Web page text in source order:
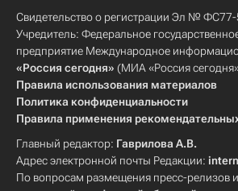
Свидетельство о регистрации Эл №
Учредитель: Федеральное
предприятие Международное
«Россия сегодня» (МИА «Россия
Правила использования материалов
Политика конфиденциальности
Правила применения
Главный редактор: Гаврилова А.В.
Адрес электронной почты Редакции:
По вопросам размещения пресс-релизов